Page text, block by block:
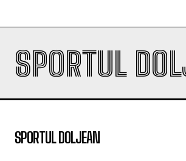
SPORTUL
SPORTUL DOLJEAN